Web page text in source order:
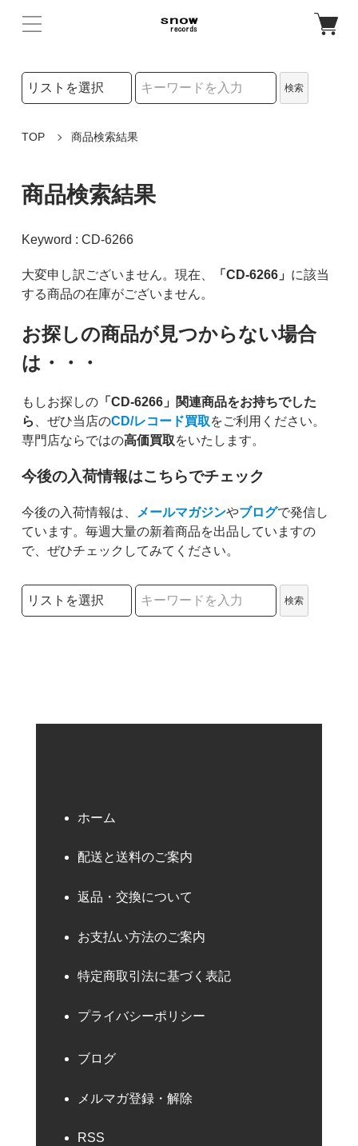
検索リストの選択
検索
TOP 商品検索結果
商品検索結果
Keyword : CD-6266
大変申し訳ございません。現在、 「CD-6266」 に該当
する商品の在庫がございません。
お探しの商品が見つからない場合
は・・・
もしお探しの「CD-6266」関連商品をお持ちでした
ら 、ぜひ当店のCD/レコード買取をご利用ください。
専門店ならではの高価買取をいたします。
今後の入荷情報はこちらでチェック
今後の入荷情報は、 メールマガジンやブログで発信し
ています。毎週大量の新着商品を出品していますの
で、ぜひチェックしてみてください。
検索リストの選択
検索
ホーム
配送と送料のご案内
返品・交換について
お支払い方法のご案内
特定商取引法に基づく表記
プライバシーポリシー
ブログ
メルマガ登録・解除
RSS